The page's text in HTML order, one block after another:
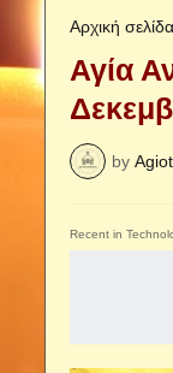
Αρχική σελίδα
Αγία
by
Recent in